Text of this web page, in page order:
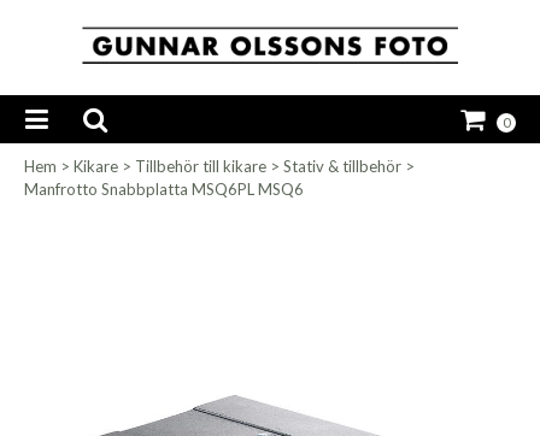
0
Hem > Kikare > Tillbehör till kikare > Stativ & tillbehör >
Manfrotto Snabbplatta MSQ6PL MSQ6